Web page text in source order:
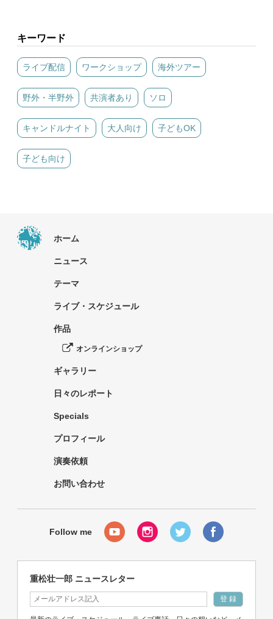
キーワード
ライブ配信 ワークショップ 海外ツアー
野外・半野外 共演者あり ソロ
キャンドルナイト 大人向け 子どもOK
子ども向け
ホーム
ニュース
テーマ
ライブ・スケジュール
作品
オンラインショップ
ギャラリー
日々のレポート
Specials
プロフィール
演奏依頼
お問い合わせ
重松壮一郎 ニュースレター